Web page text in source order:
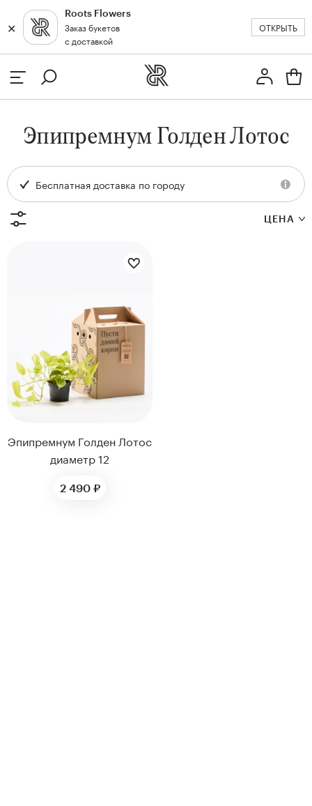
✕
Roots Flowers
Заказ букетов
с доставкой
ОТКРЫТЬ
Профиль
Вход или регистрация
Москва
✕
Эпипремнум Голден Лотос
Бесплатная доставка по городу
ЦЕНА
Эпипремнум Голден Лотос
диаметр 12
2 490 ₽